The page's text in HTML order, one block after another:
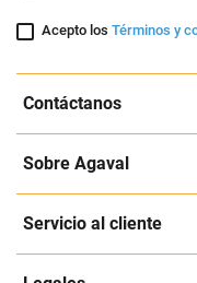
Acepto losTérminos y
Contáctanos
Sobre Agaval
Servicio al cliente